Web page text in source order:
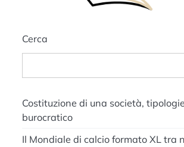
Cerca
Costituzione di una società,
burocratico
Il Mondiale di calcio formato XL tra